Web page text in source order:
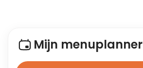
Mijn menuplanner